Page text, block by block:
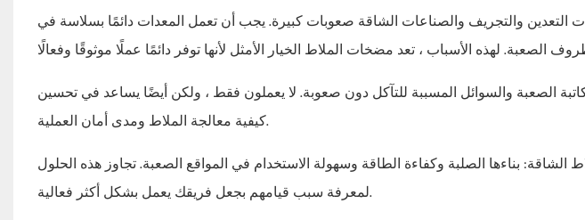
التعدين والتجريف والصناعات الشاقة صعوبات كبيرة. يجب أن تعمل المعدات دائمًا بسلاسة في
الصعبة والسوائل المسببة للتآكل دون صعوبة. لا يعملون فقط ، ولكن أيضًا يساعد في تحسين
كيفية معالجة الملاط ومدى أمان العملية.
بناءها الصلبة وكفاءة الطاقة وسهولة الاستخدام في المواقع الصعبة. تجاوز هذه الحلول
لمعرفة سبب قيامهم بجعل فريقك يعمل بشكل أكثر فعالية.